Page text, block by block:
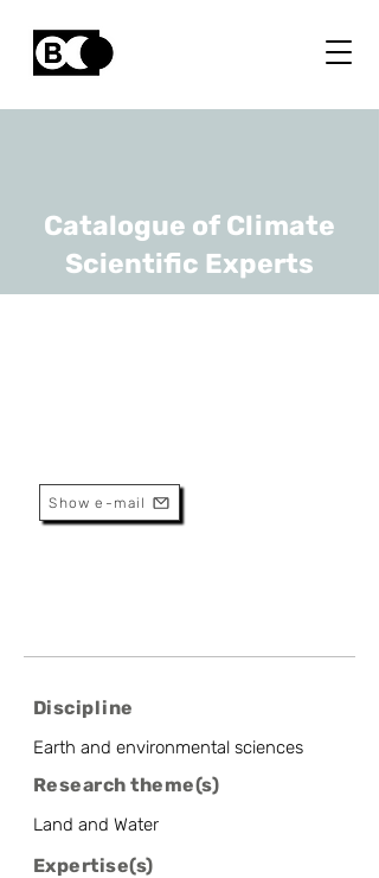
Catalogue of Climate
Scientific Experts
Show e-mail
Discipline
Earth and environmental sciences
Research theme(s)
Land and Water
Expertise(s)